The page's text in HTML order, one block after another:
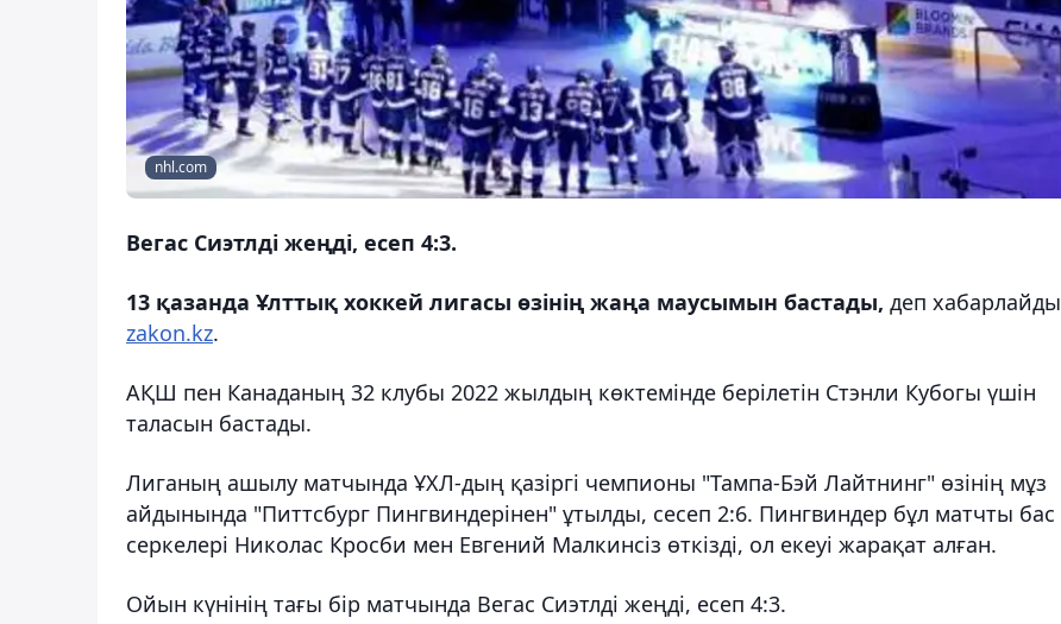
nhl.com
Вегас Сиэтлді жеңді, есеп 4:3.
13 қазанда Ұлттық хоккей лигасы өзінің жаңа маусымын бастады, деп хабарлайды
zakon.kz.
АҚШ пен Канаданың 32 клубы 2022 жылдың көктемінде берілетін Стэнли Кубогы үшін
таласын бастады.
Лиганың ашылу матчында ҰХЛ-дың қазіргі чемпионы "Тампа-Бэй Лайтнинг" өзінің мұз
айдынында "Питтсбург Пингвиндерінен" ұтылды, сесеп 2:6. Пингвиндер бұл матчты бас
серкелері Николас Кросби мен Евгений Малкинсіз өткізді, ол екеуі жарақат алған.
Ойын күнінің тағы бір матчында Вегас Сиэтлді жеңді, есеп 4:3.